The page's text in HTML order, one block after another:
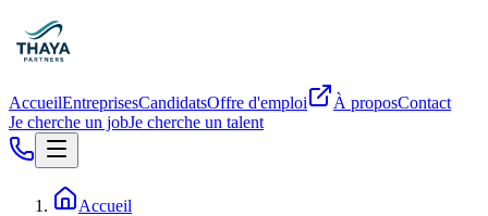
AccueilEntreprisesCandidatsOffre d'emploi À proposContact
Je cherche un jobJe cherche un talent
Accueil